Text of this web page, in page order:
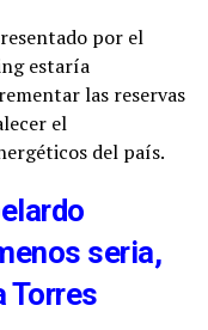
por el
estaría
las reservas
el
del país.
seria,
Torres